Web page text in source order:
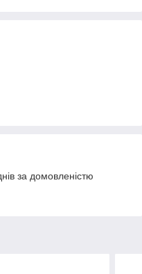
за домовленістю